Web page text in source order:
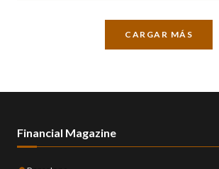
CARGAR MÁS
Financial Magazine